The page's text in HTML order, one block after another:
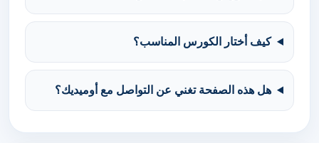
كيف أختار الكورس المناسب؟
هل هذه الصفحة تغني عن التواصل مع أوميديك؟